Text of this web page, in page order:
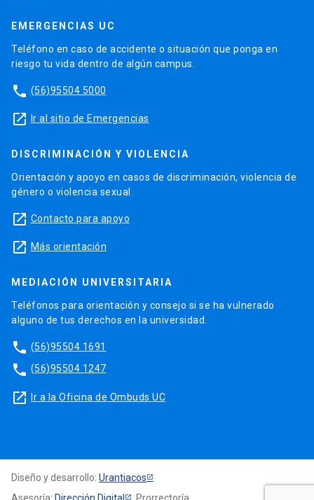
EMERGENCIAS UC
Teléfono en caso de accidente o situación que ponga en
riesgo tu vida dentro de algún campus.
phone (56)95504 5000
launch Ir al sitio de Emergencias
DISCRIMINACIÓN Y VIOLENCIA
Orientación y apoyo en casos de discriminación, violencia de
género o violencia sexual.
launch Contacto para apoyo
launch Más orientación
MEDIACIÓN UNIVERSITARIA
Teléfonos para orientación y consejo si se ha vulnerado
alguno de tus derechos en la universidad.
phone (56)95504 1691
phone (56)95504 1247
launch Ir a la Oficina de Ombuds UC
Diseño y desarrollo: Urantiacos
Asesoría: Dirección Digital , Prorrectoría